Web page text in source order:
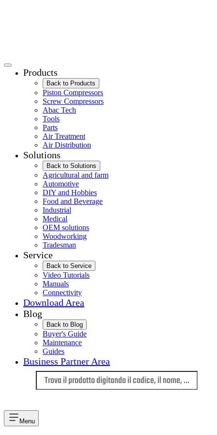
Products
Back to Products
Piston Compressors
Screw Compressors
Abac Tech
Tools
Parts
Air Treatment
Air Distribution
Solutions
Back to Solutions
Agricultural and farm
Automotive
DIY and Hobbies
Food and Beverage
Industrial
Medical
OEM solutions
Woodworking
Tradesman
Service
Back to Service
Video Tutorials
Manuals
Connectivity
Download Area
Blog
Back to Blog
Buyer's Guide
Maintenance
Guides
Business Partner Area
Menu